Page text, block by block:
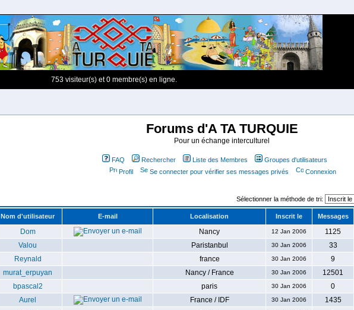
753 visiteur(s) et 0 membre(s) en ligne.
Forums d'A TA TURQUIE
Pour un échange interculturel
FAQ Rechercher Liste des Membres
Groupes d'utilisateurs
Profil
Se connecter pour vérifier ses messages privés Connexion
Sélectionner la méthode de tri:
Nom d'utilisateur E-mail Localisation Inscrit le Messages
Dom Nancy 12 Jan 2006
1125
Valou Paristanbul 30 Jan 2006
33
Reynald france 30 Jan 2006
9
murat_erpuyan Nancy / France 30 Jan 2006
12501
bpascal2 paris 30 Jan 2006
0
Aurel France / IDF 30 Jan 2006
1435